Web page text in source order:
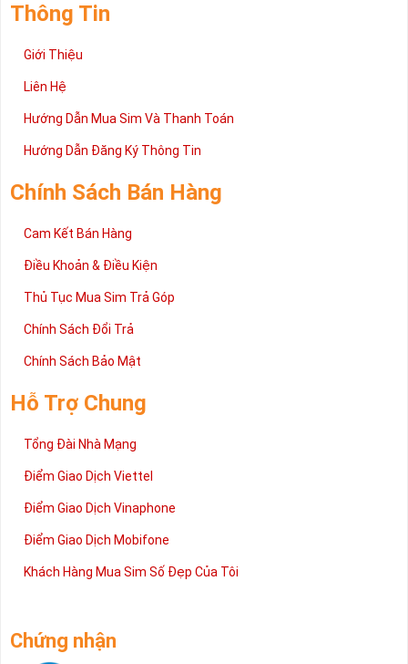
Thông Tin
Giới Thiệu
Liên Hệ
Hướng Dẫn Mua Sim Và Thanh Toán
Hướng Dẫn Đăng Ký Thông Tin
Chính Sách Bán Hàng
Cam Kết Bán Hàng
Điều Khoản & Điều Kiện
Thủ Tục Mua Sim Trả Góp
Chính Sách Đổi Trả
Chính Sách Bảo Mật
Hỗ Trợ Chung
Tổng Đài Nhà Mạng
Điểm Giao Dịch Viettel
Điểm Giao Dịch Vinaphone
Điểm Giao Dịch Mobifone
Khách Hàng Mua Sim Số Đẹp Của Tôi
Chứng nhận